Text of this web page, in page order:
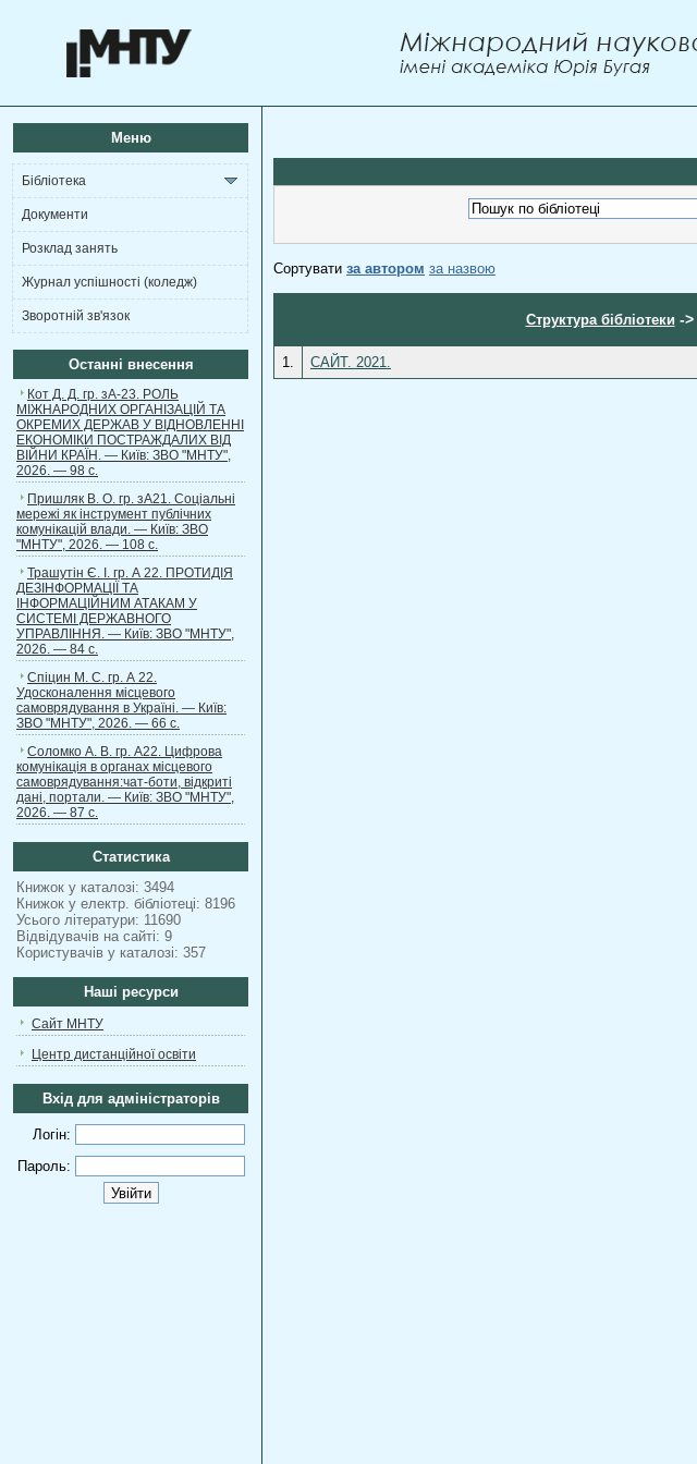
Меню
Бібліотека
Документи
Розклад занять
Журнал успішності (коледж)
Зворотній зв'язок
Останні внесення
Кот Д. Д. гр. зА-23. РОЛЬ
МІЖНАРОДНИХ ОРГАНІЗАЦІЙ ТА
ОКРЕМИХ ДЕРЖАВ У ВІДНОВЛЕННІ
ЕКОНОМІКИ ПОСТРАЖДАЛИХ ВІД
ВІЙНИ КРАЇН. — Київ: ЗВО "МНТУ",
2026. — 98 с.
Пришляк В. О. гр. зА21. Соціальні
мережі як інструмент публічних
комунікацій влади. — Київ: ЗВО
"МНТУ", 2026. — 108 с.
Трашутін Є. І. гр. А 22. ПРОТИДІЯ
ДЕЗІНФОРМАЦІЇ ТА
ІНФОРМАЦІЙНИМ АТАКАМ У
СИСТЕМІ ДЕРЖАВНОГО
УПРАВЛІННЯ. — Київ: ЗВО "МНТУ",
2026. — 84 с.
Спіцин М. С. гр. А 22.
Удосконалення місцевого
самоврядування в Україні. — Київ:
ЗВО "МНТУ", 2026. — 66 с.
Соломко А. В. гр. А22. Цифрова
комунікація в органах місцевого
самоврядування:чат-боти, відкриті
дані, портали. — Київ: ЗВО "МНТУ",
2026. — 87 с.
Статистика
Книжок у каталозі: 3494
Книжок у електр. бібліотеці: 8196
Усього літератури: 11690
Відвідувачів на сайті: 9
Користувачів у каталозі: 357
Наші ресурси
Сайт МНТУ
Центр дистанційної освіти
Вхід для адміністраторів
Логін:
Пароль:
Сортувати за автором за назвою
Структура бібліотеки ->
1. САЙТ. 2021.